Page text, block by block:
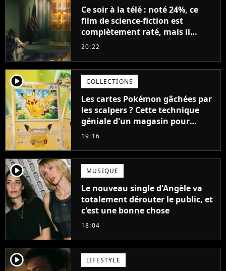
Ce soir à la télé : noté 24%, ce
film de science-fiction est
complètement raté, mais il
aurait pu être encore pire à
20:22
player2 COLLECTIONS
Les cartes Pokémon gâchées par
les scalpers ? Cette technique
géniale d'un magasin pour
ruiner les revendeurs
19:16
player2 MUSIQUE
Le nouveau single d'Angèle va
totalement dérouter le public, et
c'est une bonne chose
18:04
player2 LIFESTYLE